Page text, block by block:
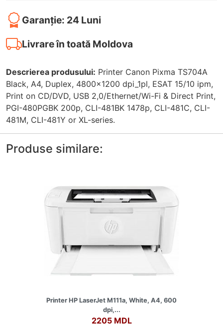
Garanție: 24 Luni
Livrare în toată Moldova
Descrierea produsului: Printer Canon Pixma TS704A
Black, A4, Duplex, 4800x1200 dpi_1pl, ESAT 15/10 ipm,
Print on CD/DVD, USB 2,0/Ethernet/Wi-Fi & Direct Print,
PGI-480PGBK 200p, CLI-481BK 1478p, CLI-481C, CLI-
481M, CLI-481Y or XL-series.
Produse similare:
Printer HP LaserJet M111a, White, A4, 600
dpi,...
2205 MDL